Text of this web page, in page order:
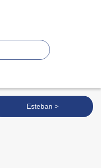
Esteban >